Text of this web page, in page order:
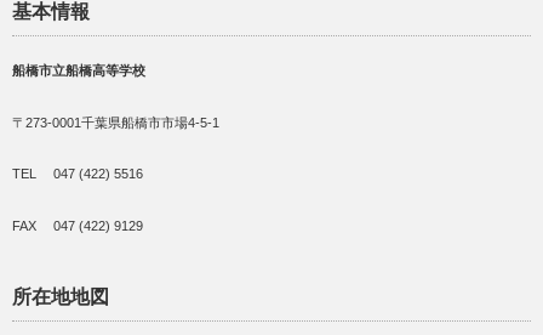
基本情報
船橋市立船橋高等学校
〒273-0001千葉県船橋市市場4-5-1
TEL 047 (422) 5516
FAX 047 (422) 9129
所在地地図